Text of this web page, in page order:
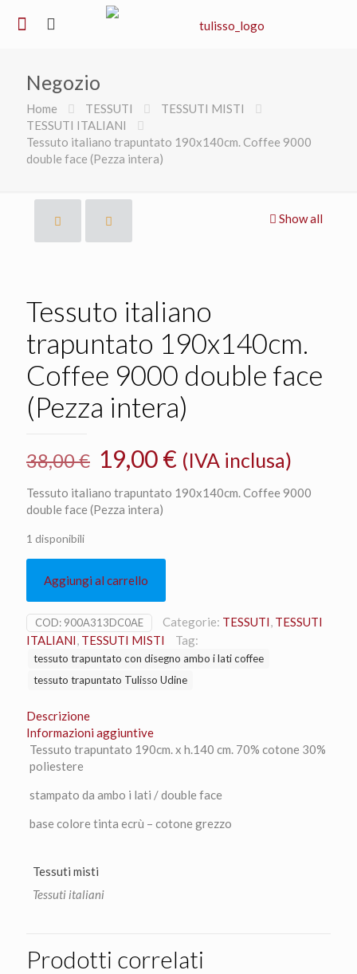
Negozio
Home TESSUTI
TESSUTI MISTI
TESSUTI ITALIANI
Tessuto italiano trapuntato 190x140cm. Coffee 9000
double face (Pezza intera)
Show all
Tessuto italiano
trapuntato 190x140cm.
Coffee 9000 double face
(Pezza intera)
38,00€ Il
prezzo
originale
38,00 €.
19,00€Il
prezzo
attuale
(IVA inclusa)
Tessuto italiano trapuntato 190x140cm. Coffee 9000
double face (Pezza intera)
1 disponibili
Aggiungi al carrello
COD: 900A313DC0AE Categorie: TESSUTI, TESSUTI
ITALIANI, TESSUTI MISTI Tag:
tessuto trapuntato con disegno ambo i lati coffee
tessuto trapuntato Tulisso Udine
Descrizione
Informazioni aggiuntive
Tessuto trapuntato 190cm. x h.140 cm. 70% cotone 30%
poliestere
stampato da ambo i lati / double face
base colore tinta ecrù – cotone grezzo
Tessuti misti
Tessuti italiani
Prodotti correlati